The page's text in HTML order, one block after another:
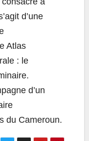
d’une
Atlas
: le
d’un
du Cameroun.